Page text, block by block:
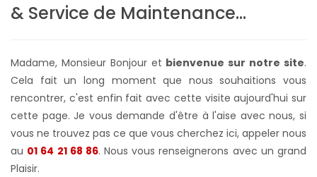
& Service de Maintenance...
Madame, Monsieur Bonjour et bienvenue sur notre site.
Cela fait un long moment que nous souhaitions vous
rencontrer, c'est enfin fait avec cette visite aujourd'hui sur
cette page. Je vous demande d'être à l'aise avec nous, si
vous ne trouvez pas ce que vous cherchez ici, appeler nous
au 01 64 21 68 86. Nous vous renseignerons avec un grand
Plaisir.